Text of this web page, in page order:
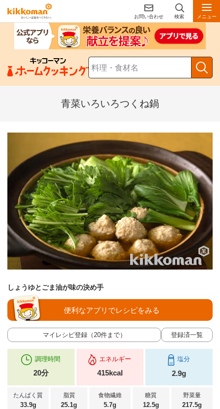
お問い合わせ 検索 メニュー
青菜いろいろつくね鍋
しょうゆとごま油が味の決め手
マイレシピ登録（20件まで） 登録済一覧
便利なアプリでレシピをみる
調理時間
20分
エネルギー
415kcal
塩分
2.9g
たんぱく質
33.9g
脂質
25.1g
食物繊維
5.7g
糖質
12.5g
野菜量
217.5g